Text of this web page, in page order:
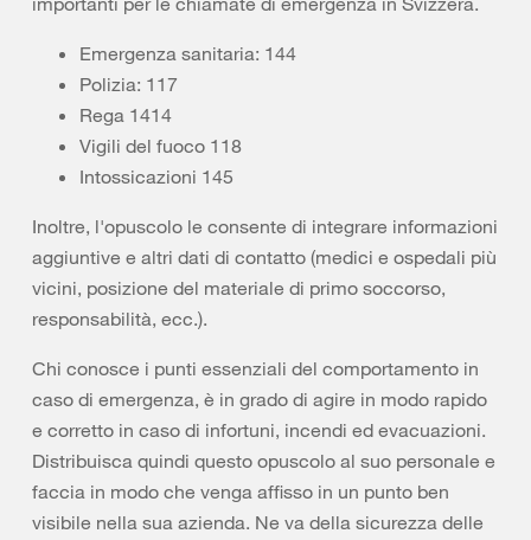
Emergenza sanitaria: 144
Polizia: 117
Rega 1414
Vigili del fuoco 118
Intossicazioni 145
Inoltre, l'opuscolo le consente di integrare informazioni
aggiuntive e altri dati di contatto (medici e ospedali più
vicini, posizione del materiale di primo soccorso,
responsabilità, ecc.).
Chi conosce i punti essenziali del comportamento in
caso di emergenza, è in grado di agire in modo rapido
e corretto in caso di infortuni, incendi ed evacuazioni.
Distribuisca quindi questo opuscolo al suo personale e
faccia in modo che venga affisso in un punto ben
visibile nella sua azienda. Ne va della sicurezza delle